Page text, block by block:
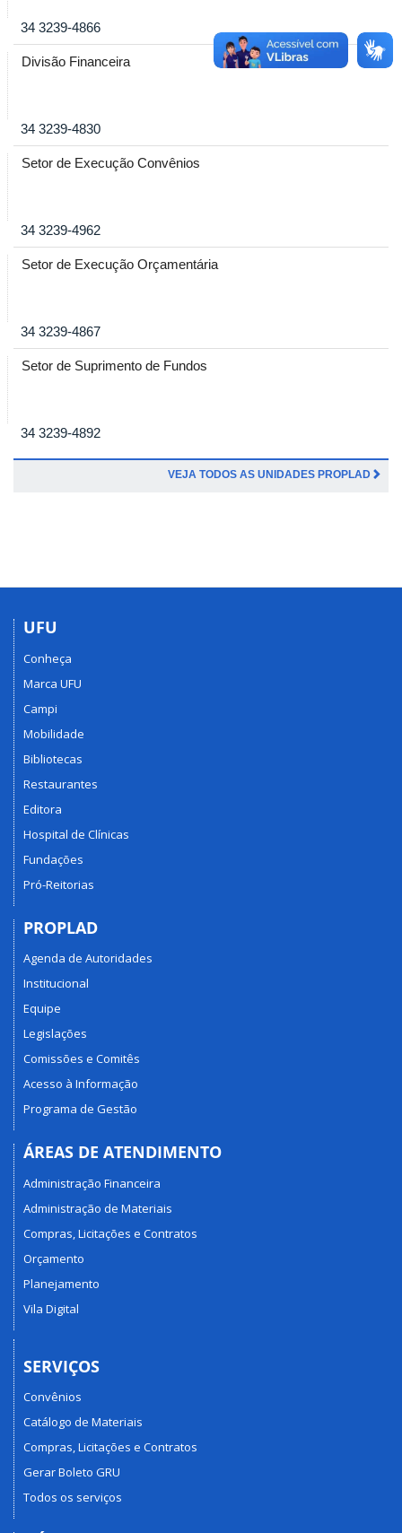
34 3239-4866
Divisão Financeira
34 3239-4830
Setor de Execução Convênios
34 3239-4962
Setor de Execução Orçamentária
34 3239-4867
Setor de Suprimento de Fundos
34 3239-4892
VEJA TODOS AS UNIDADES PROPLAD
UFU
Conheça
Marca UFU
Campi
Mobilidade
Bibliotecas
Restaurantes
Editora
Hospital de Clínicas
Fundações
Pró-Reitorias
PROPLAD
Agenda de Autoridades
Institucional
Equipe
Legislações
Comissões e Comitês
Acesso à Informação
Programa de Gestão
ÁREAS DE ATENDIMENTO
Administração Financeira
Administração de Materiais
Compras, Licitações e Contratos
Orçamento
Planejamento
Vila Digital
SERVIÇOS
Convênios
Catálogo de Materiais
Compras, Licitações e Contratos
Gerar Boleto GRU
Todos os serviços